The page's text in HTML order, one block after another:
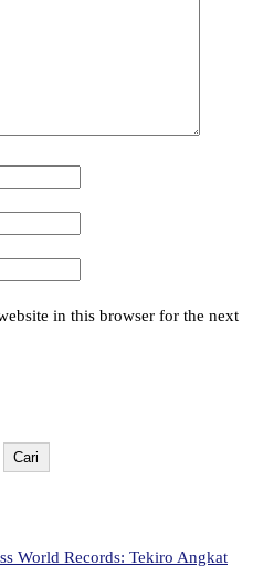
in this browser for the next
Cari
World Records: Tekiro Angkat